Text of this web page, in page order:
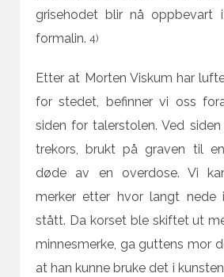
grisehodet blir nå oppbevart
formalin. 4)
Etter at Morten Viskum har
for stedet, befinner vi oss
siden for talerstolen. Ved
trekors, brukt på graven til
døde av en overdose. Vi
merker etter hvor langt nede
stått. Da korset ble skiftet ut
minnesmerke, ga guttens mor
at han kunne bruke det i